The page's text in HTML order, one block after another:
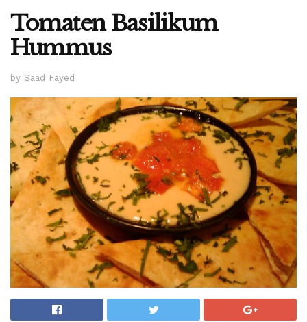
Tomaten Basilikum
Hummus
by Saad Fayed